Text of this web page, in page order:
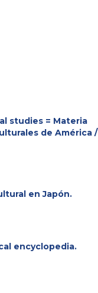
studies = Materia
de América /
en Japón.
encyclopedia.